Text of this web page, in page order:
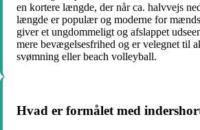
en kortere længde, der når ca. halvvejs
længde er populær og moderne for mænds
giver et ungdommeligt og afslappet
mere bevægelsesfrihed og er velegnet til
svømning eller beach volleyball.
Hvad er formålet med